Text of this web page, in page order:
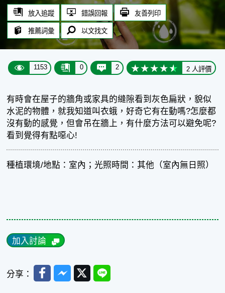
放入追蹤 錯誤回報 友善列印
推薦詞彙 以文找文
1153 0 2 2 人評價
有時會在屋子的牆角或家具的縫隙看到灰色扁狀，貌似
水泥的物體，就我知道叫衣蛾，好奇它有在動嗎?怎麼都
沒有動的感覺，但會吊在牆上，有什麼方法可以避免呢?
看到覺得有點噁心!
種植環境/地點：室內；光照時間：其他（室內無日照）
加入討論
分享： FacebookMessenger
TwitterLine